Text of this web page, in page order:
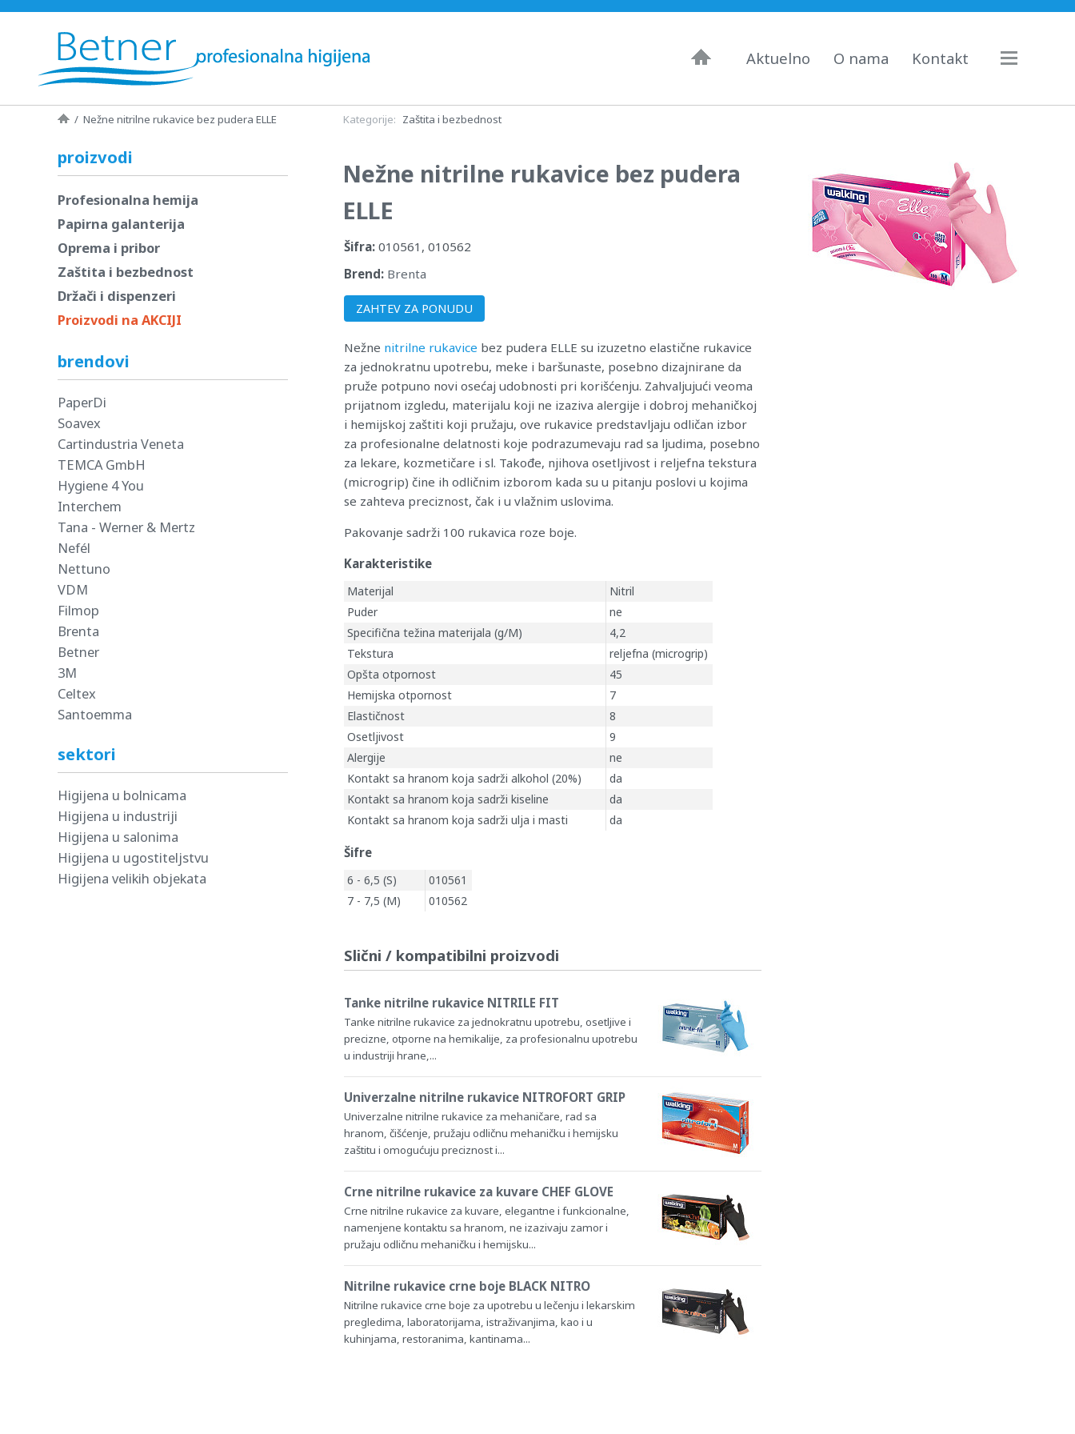
Aktuelno O nama Kontakt
/ Nežne nitrilne rukavice bez pudera ELLE Kategorije: Zaštita i bezbednost
Nežne nitrilne rukavice bez pudera
ELLE
Šifra:010561, 010562
Brend: Brenta
ZAHTEV ZA PONUDU
Nežne nitrilne rukavice bez pudera ELLE su izuzetno elastične rukavice
za jednokratnu upotrebu, meke i baršunaste, posebno dizajnirane da
pruže potpuno novi osećaj udobnosti pri korišćenju. Zahvaljujući veoma
prijatnom izgledu, materijalu koji ne izaziva alergije i dobroj mehaničkoj
i hemijskoj zaštiti koji pružaju, ove rukavice predstavljaju odličan izbor
za profesionalne delatnosti koje podrazumevaju rad sa ljudima, posebno
za lekare, kozmetičare i sl. Takođe, njihova osetljivost i reljefna tekstura
(microgrip) čine ih odličnim izborom kada su u pitanju poslovi u kojima
se zahteva preciznost, čak i u vlažnim uslovima.
Pakovanje sadrži 100 rukavica roze boje.
Karakteristike
Materijal
Nitril
Puder
ne
Specifična težina materijala (g/M)
4,2
Tekstura
reljefna (microgrip)
Opšta otpornost
45
Hemijska otpornost
7
Elastičnost
8
Osetljivost
9
Alergije
ne
Kontakt sa hranom koja sadrži alkohol (20%)
da
Kontakt sa hranom koja sadrži kiseline
da
Kontakt sa hranom koja sadrži ulja i masti
da
Šifre
6 - 6,5 (S)
010561
7 - 7,5 (M)
010562
Slični / kompatibilni proizvodi
Tanke nitrilne rukavice NITRILE FIT
Tanke nitrilne rukavice za jednokratnu upotrebu, osetljive i
precizne, otporne na hemikalije, za profesionalnu upotrebu
u industriji hrane,...
Univerzalne nitrilne rukavice NITROFORT GRIP
Univerzalne nitrilne rukavice za mehaničare, rad sa
hranom, čišćenje, pružaju odličnu mehaničku i hemijsku
zaštitu i omogućuju preciznost i...
Crne nitrilne rukavice za kuvare CHEF GLOVE
Crne nitrilne rukavice za kuvare, elegantne i funkcionalne,
namenjene kontaktu sa hranom, ne izazivaju zamor i
pružaju odličnu mehaničku i hemijsku...
Nitrilne rukavice crne boje BLACK NITRO
Nitrilne rukavice crne boje za upotrebu u lečenju i lekarskim
pregledima, laboratorijama, istraživanjima, kao i u
kuhinjama, restoranima, kantinama...
proizvodi
Profesionalna hemija
Papirna galanterija
Oprema i pribor
Zaštita i bezbednost
Držači i dispenzeri
Proizvodi na AKCIJI
brendovi
PaperDi
Soavex
Cartindustria Veneta
TEMCA GmbH
Hygiene 4 You
Interchem
Tana - Werner & Mertz
Nefél
Nettuno
VDM
Filmop
Brenta
Betner
3M
Celtex
Santoemma
sektori
Higijena u bolnicama
Higijena u industriji
Higijena u salonima
Higijena u ugostiteljstvu
Higijena velikih objekata